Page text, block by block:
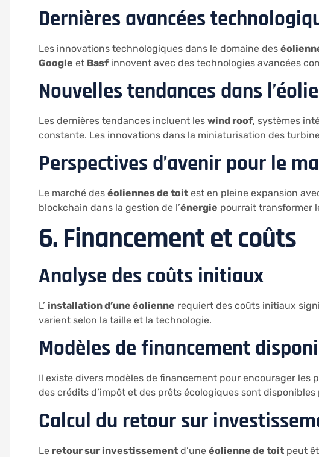
Dernières avancées
Les innovations technologiques dans le domaine des
Google et Basf innovent avec des technologies avancées
Nouvelles tendances dans
Les dernières tendances incluent les wind roof, systèmes
constante. Les innovations dans la miniaturisation des
Perspectives d’avenir pour le
Le marché des éoliennes de toit est en pleine expansion
blockchain dans la gestion de l’énergie pourrait transformer
6. Financement et coûts
Analyse des coûts initiaux
L’ installation d’une éolienne requiert des coûts initiaux
varient selon la taille et la technologie.
Modèles de financement
Il existe divers modèles de financement pour encourager les
des crédits d’impôt et des prêts écologiques sont
Calcul du retour sur
Le retour sur investissement d’une éolienne de toit peut